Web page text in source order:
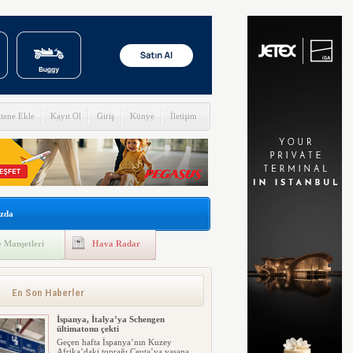
Ekle Kayıt Ol Giriş Künye İletişim
Manşetleri Hava Radar
En Son Haberler
İspanya, İtalya’ya Schengen
ültimatonu çekti
Geçen hafta İspanya’nın Kuzey